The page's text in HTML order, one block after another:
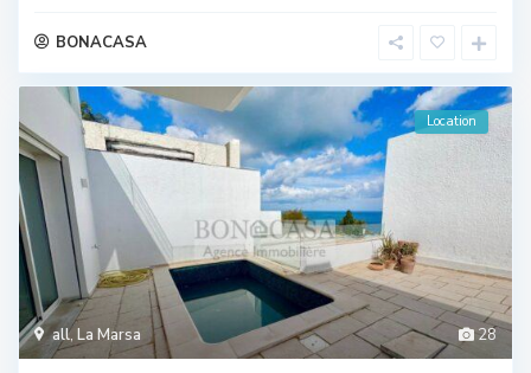
BONACASA
28
all, La Marsa
Location